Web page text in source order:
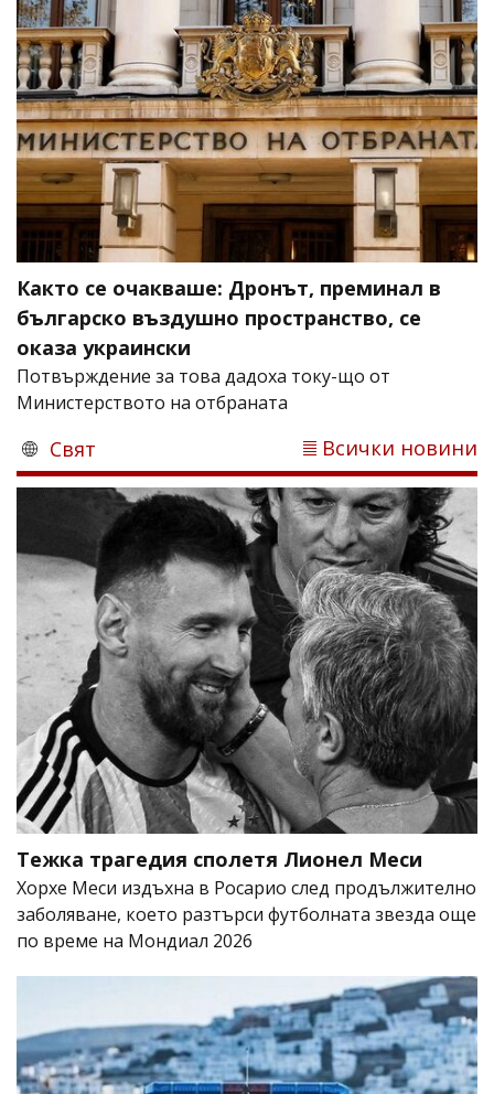
Както се очакваше: Дронът, преминал в
българско въздушно пространство, се
оказа украински
Потвърждение за това дадоха току-що от
Министерството на отбраната
Свят Всички новини
Тежка трагедия сполетя Лионел Меси
Хорхе Меси издъхна в Росарио след продължително
заболяване, което разтърси футболната звезда още
по време на Мондиал 2026